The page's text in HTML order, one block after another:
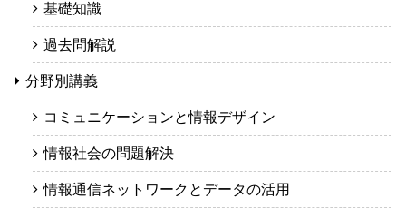
基礎知識
過去問解説
分野別講義
コミュニケーションと情報デザイン
情報社会の問題解決
情報通信ネットワークとデータの活用